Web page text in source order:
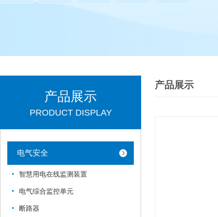
产品展示
PRODUCT DISPLAY
电气安全
智慧用电在线监测装置
电气综合监控单元
断路器
产品展示